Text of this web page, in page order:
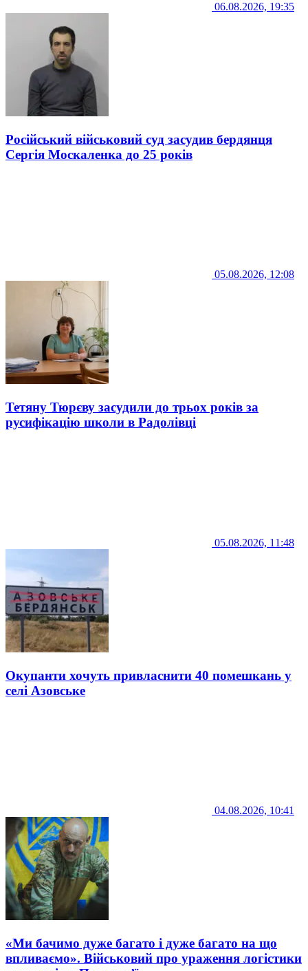
06.08.2026, 19:35
Російський військовий суд засудив бердянця
Сергія Москаленка до 25 років
05.08.2026, 12:08
Тетяну Тюрєву засудили до трьох років за
русифікацію школи в Радолівці
05.08.2026, 11:48
Окупанти хочуть привласнити 40 помешкань у
селі Азовське
04.08.2026, 10:41
«Ми бачимо дуже багато і дуже багато на що
впливаємо». Військовий про ураження логістики